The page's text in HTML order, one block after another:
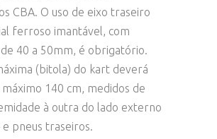
CBA. O uso de eixo traseiro
ferroso imantável, com
40 a 50mm, é obrigatório.
(bitola) do kart deverá
140 cm, medidos de
à outra do lado externo
e pneus traseiros.